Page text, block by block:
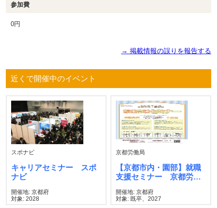
参加費
0円
→ 掲載情報の誤りを報告する
近くで開催中のイベント
スポナビ
キャリアセミナー スポ
ナビ
開催地: 京都府
対象: 2028
京都労働局
【京都市内・園部】就職
支援セミナー 京都労働
開催地: 京都府
対象: 既卒、2027